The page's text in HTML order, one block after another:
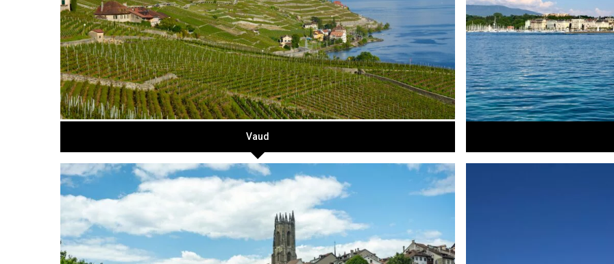
Vaud